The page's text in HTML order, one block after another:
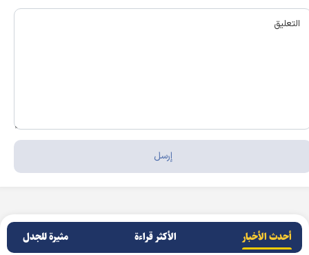
أحدث الأخبار الأکثر قراءة مثيرة للجدل